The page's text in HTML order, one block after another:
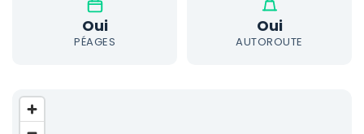
Oui
PÉAGES
Oui
AUTOROUTE